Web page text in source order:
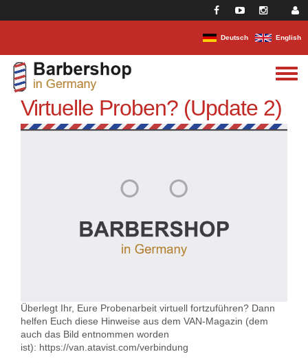
English
Deutsch
Toggle
Virtuelle Proben? (Update 2)
Überlegt Ihr, Eure Probenarbeit virtuell fortzuführen? Dann
helfen Euch diese Hinweise aus dem VAN-Magazin (dem
auch das Bild entnommen worden
ist): https://van.atavist.com/verbindung